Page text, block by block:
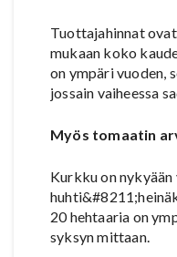
Tuottajahinnat
mukaan koko
on ympäri vuoden,
jossain vaiheessa
Myös tomaatin
Kurkku on
20 hehtaaria on
syksyn mittaan.